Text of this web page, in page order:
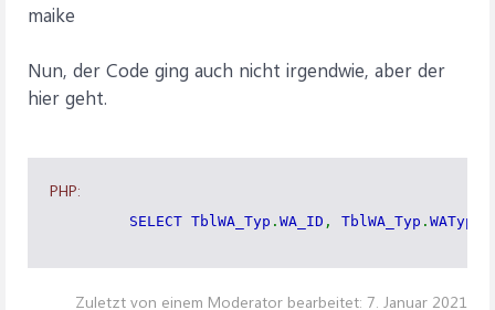
maike
Nun, der Code ging auch nicht irgendwie, aber der
hier geht.
PHP:
SELECT TblWA_Typ . WA_ID , TblWA_Typ . WATyp
Zuletzt von einem Moderator bearbeitet: 7. Januar 2021